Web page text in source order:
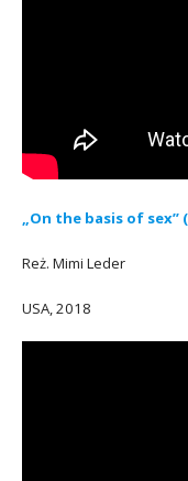
„On the basis of sex”
Reż. Mimi Leder
USA, 2018